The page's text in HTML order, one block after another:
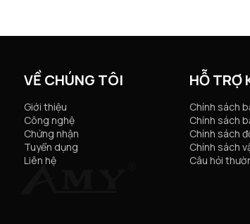
VỀ CHÚNG TÔI
Giới thiệu
Công nghệ
Chứng nhận
Tuyển dụng
Liên hệ
HỖ TRỢ
Chính sách
Chính sách
Chính sách
Chính sách
Câu hỏi